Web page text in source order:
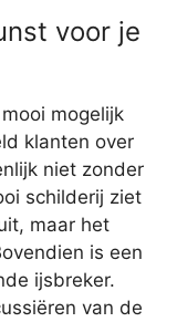
voor je
mogelijk
klanten over
niet zonder
schilderij ziet
maar het
is een
ijsbreker.
van de